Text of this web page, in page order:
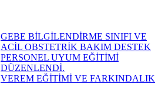
GEBE BİLGİLENDİRME SINIFI VE
ACİL OBSTETRİK BAKIM DESTEK
PERSONEL UYUM EĞİTİMİ
DÜZENLENDİ.
VEREM EĞİTİMİ VE FARKINDALIK